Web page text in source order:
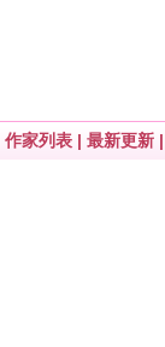
作家列表 | 最新更新